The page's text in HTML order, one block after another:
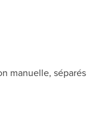
manuelle, séparés